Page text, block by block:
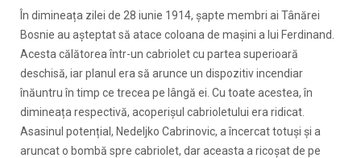
În dimineața zilei de 28 iunie 1914, șapte membri ai Tânărei
Bosnie au așteptat să atace coloana de mașini a lui Ferdinand.
Acesta călătorea într-un cabriolet cu partea superioară
deschisă, iar planul era să arunce un dispozitiv incendiar
înăuntru în timp ce trecea pe lângă ei. Cu toate acestea, în
dimineața respectivă, acoperișul cabrioletului era ridicat.
Asasinul potențial, Nedeljko Cabrinovic, a încercat totuși și a
aruncat o bombă spre cabriolet, dar aceasta a ricoșat de pe